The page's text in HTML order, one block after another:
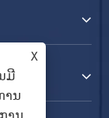
X
ມີ
ານ